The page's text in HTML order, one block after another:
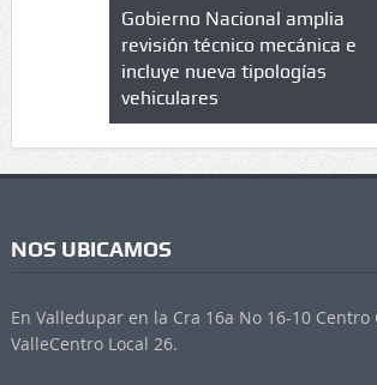
en
Gobierno Nacional amplia
revisión técnico mecánica e
incluye nueva tipologías
vehiculares
NOS UBICAMOS
En Valledupar en la Cra 16a No 16-10 Centro
ValleCentro Local 26.